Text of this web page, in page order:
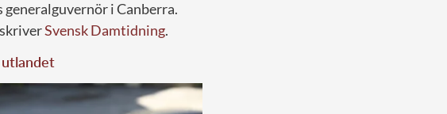
i Canberra.
Svensk Damtidning.
utlandet